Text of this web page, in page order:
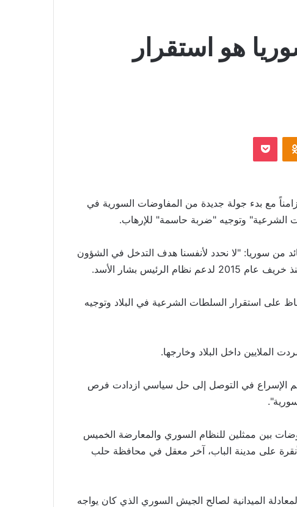
هو استقرار
مع بدء جولة جديدة من المفاوضات السورية في
الشرعية" وتوجيه "ضربة حاسمة" للإرهاب.
من سوريا: "لا نحدد لأنفسنا هدف التدخل في الشؤون
بشار الأسد.
استقرار السلطات الشرعية في البلاد وتوجيه
تم الإسراع في التوصل إلى حل سياسي ازدادت فرص
بين ممثلين للنظام السوري والمعارضة الخميس
على مدينة الباب، آخر معقل في محافظة حلب
الميدانية لصالح الجيش السوري الذي كان يواجه